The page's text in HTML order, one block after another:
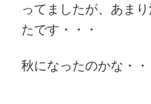
ってましたが、あま
たです・・・
秋になったのかな・・